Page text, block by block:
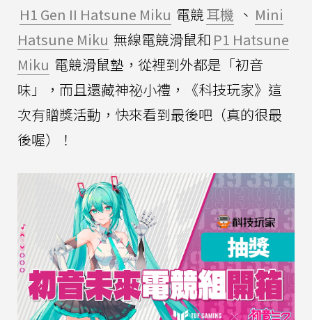
H1 Gen II Hatsune Miku 電競耳機 、 Mini
Hatsune Miku 無線電競滑鼠和 P1 Hatsune
Miku 電競滑鼠墊，從裡到外都是「初音
味」，而且還藏神祕小禮，《科技玩家》這
次有贈獎活動，快來看到最後吧（真的很最
後喔）！